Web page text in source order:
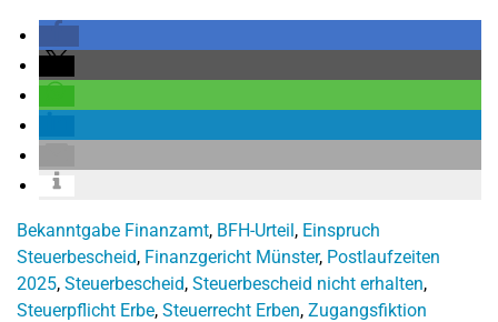
Bekanntgabe Finanzamt, BFH-Urteil, Einspruch
Steuerbescheid, Finanzgericht Münster, Postlaufzeiten
2025, Steuerbescheid, Steuerbescheid nicht erhalten,
Steuerpflicht Erbe, Steuerrecht Erben, Zugangsfiktion